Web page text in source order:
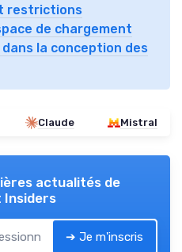
restrictions
de chargement
la conception des
Claude Mistral
actualités de
Insiders
➔ Je m'inscris